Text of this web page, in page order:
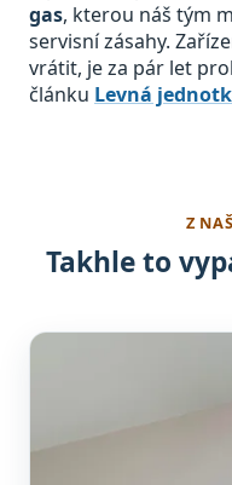
gas, kterou náš tým
servisní zásahy.
vrátit, je za pár let
článku Levná
Z
Takhle to